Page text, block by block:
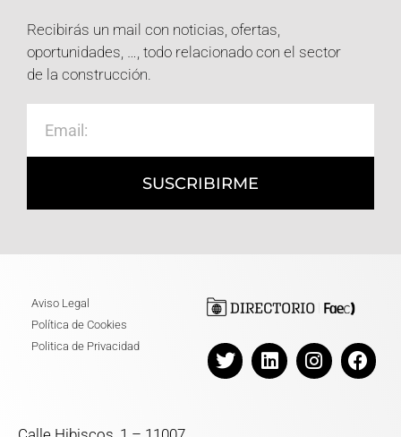
Recibirás un mail con noticias, ofertas,
oportunidades, …, todo relacionado con el sector
de la construcción.
SUSCRIBIRME
Aviso Legal
Política de Cookies
Politica de Privacidad